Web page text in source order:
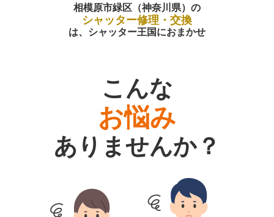
相模原市緑区（神奈川県）の
シャッター修理・交換
は、シャッター王国におまかせ
こんな
お悩み
ありませんか？